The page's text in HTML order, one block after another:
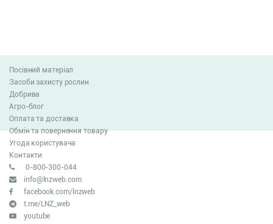
Посівний матеріал
Засоби захисту рослин
Добрива
Агро-блог
Оплата та доставка
Обмін та повернення товару
Угода користувача
Контакти
0-800-300-044
info@lnzweb.com
facebook.com/lnzweb
t.me/LNZ_web
youtube